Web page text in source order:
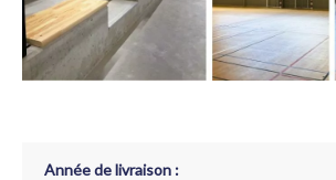
Année de livraison :